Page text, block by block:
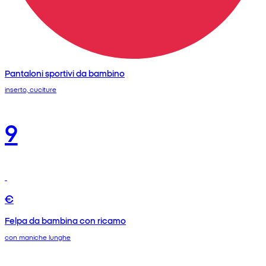
Pantaloni sportivi da bambino
inserto, cuciture
9
€
Felpa da bambina con ricamo
con maniche lunghe